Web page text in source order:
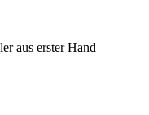
aus erster Hand